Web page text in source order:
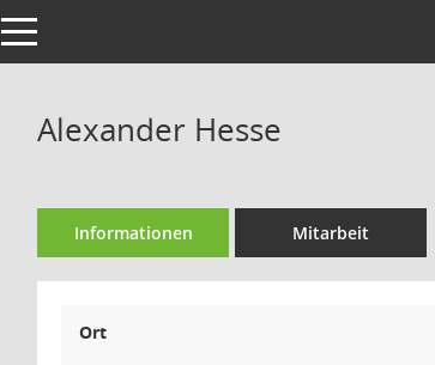
Toggle navigation
Alexander Hesse
Informationen Mitarbeit
Ort